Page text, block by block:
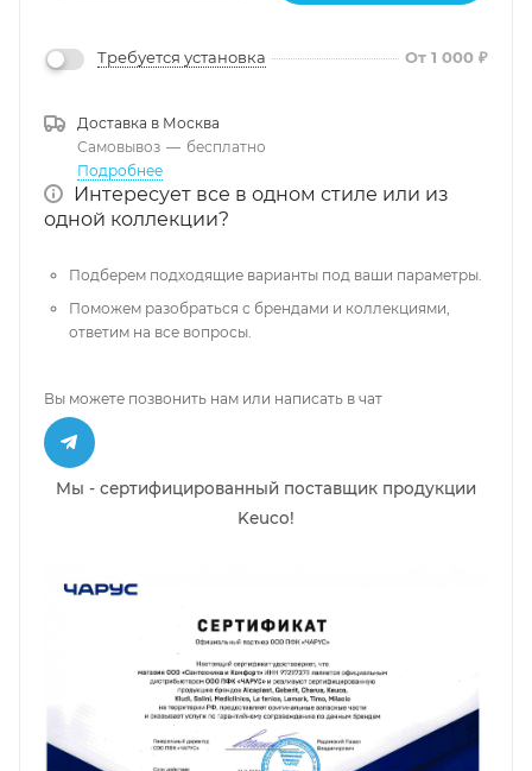
Требуется установка От 1 000 ₽
Доставка в Москва
Самовывоз — бесплатно
Подробнее
Интересует все в одном стиле или из
одной коллекции?
Подберем подходящие варианты под ваши параметры.
Поможем разобраться с брендами и коллекциями,
ответим на все вопросы.
Вы можете позвонить нам или написать в чат
Мы - сертифицированный поставщик продукции
Keuco!